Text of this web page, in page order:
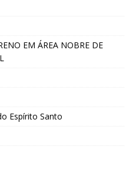
EM ÁREA NOBRE DE
Espírito Santo